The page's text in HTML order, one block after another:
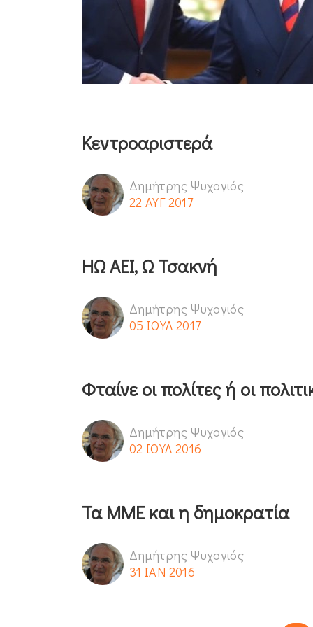
Κεντροαριστερά
Δημήτρης Ψυχογιός
22 ΑΥΓ 2017
ΗΩ ΑΕΙ, Ω Τσακνή
Δημήτρης Ψυχογιός
05 ΙΟΥΛ 2017
Φταίνε οι πολίτες ή οι
Δημήτρης Ψυχογιός
02 ΙΟΥΛ 2016
Τα ΜΜΕ και η δημοκρατία
Δημήτρης Ψυχογιός
31 ΙΑΝ 2016